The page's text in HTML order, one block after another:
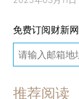
免费订阅财新
推荐阅读